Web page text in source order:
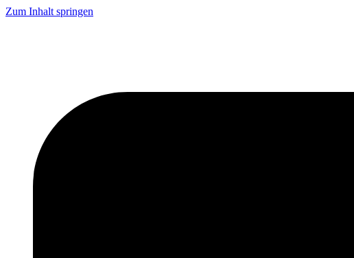
Zum Inhalt springen